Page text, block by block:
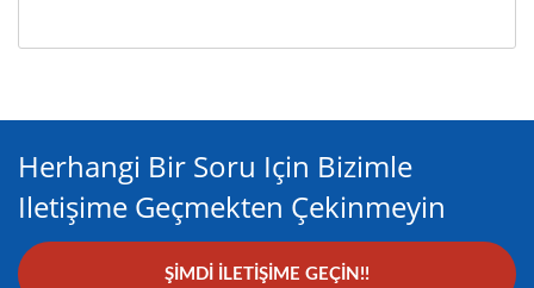
Herhangi Bir Soru Için Bizimle
Iletişime Geçmekten Çekinmeyin
ŞIMDI İLETIŞIME GEÇIN!!